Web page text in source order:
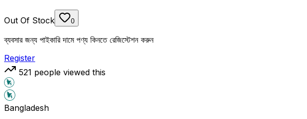
Out Of Stock 0
ব্যবসার জন্য পাইকারি দামে পণ্য কিনতে রেজিস্টেশন করুন
Register
521 people viewed this
Bangladesh